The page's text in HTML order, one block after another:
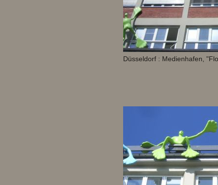
Düsseldorf : Medienhafen,